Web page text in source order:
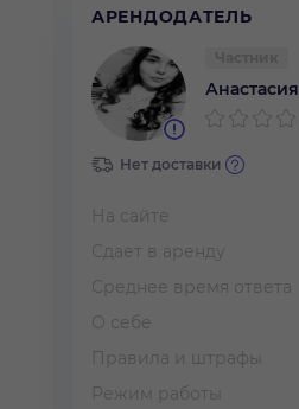
АРЕНДОДАТЕЛЬ
Анастасия
Нет доставки
На сайте
Сдает в аренду
Среднее время ответа
О себе
Правила и штрафы
Режим работы